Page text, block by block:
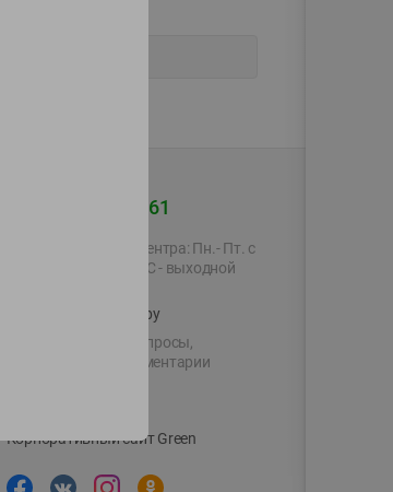
+375 44 560-60-61
Время работы Call-центра: Пн.- Пт. с
09.00 до 17.00, СБ, ВС - выходной
shop@green-market.by
Пишите нам свои вопросы,
предложения и комментарии
Корпоративный сайт Green